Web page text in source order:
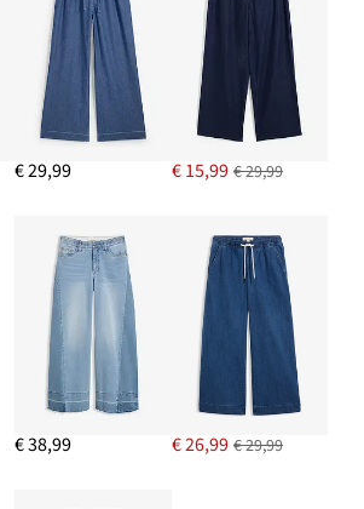
IN WINKELMANDJE
€ 29,99 € 15,99 € 29,99
€ 38,99 € 26,99 € 29,99